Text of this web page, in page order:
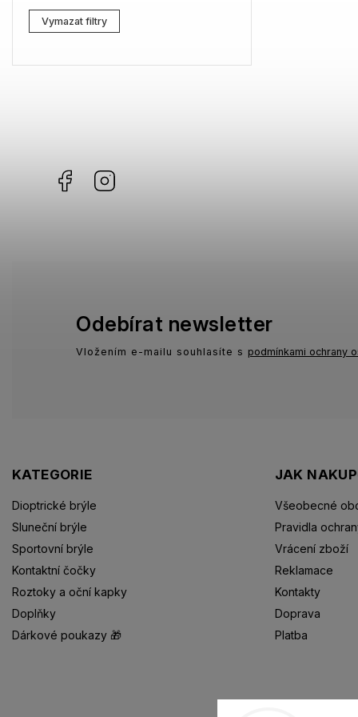
Lacoste
Marc Jacobs
Vymazat filtry
Facebook
KATEGORIE
Dioptrické brýle
Sluneční brýle
Sportovní brýle
Kontaktní čočky
Roztoky a oční kapky
Doplňky
Dárkové poukazy 🎁
JAK
Všeobecné
Pravidla
Vrácení zboží
Reklamace
Kontakty
Doprava
Platba
Odebírat newsletter
Vložením e-mailu souhlasíte s podmínkami ochrany